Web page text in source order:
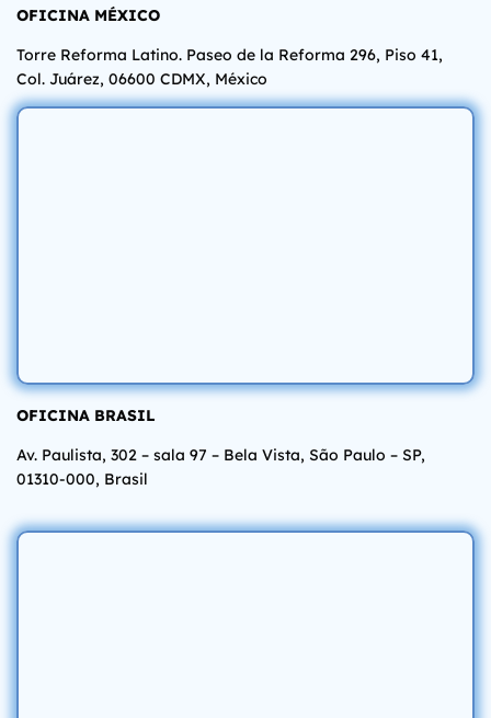
OFICINA MÉXICO
Torre Reforma Latino. Paseo de la Reforma 296, Piso 41,
Col. Juárez, 06600 CDMX, México
OFICINA BRASIL
Av. Paulista, 302 – sala 97 – Bela Vista, São Paulo – SP,
01310-000, Brasil